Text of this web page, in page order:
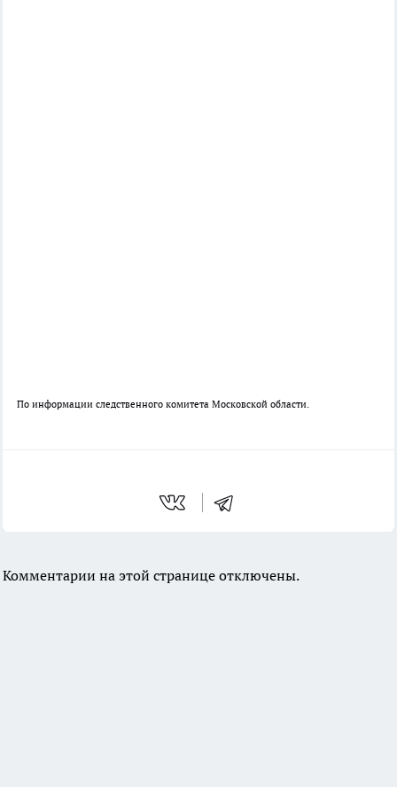
По информации следственного комитета Московской области.
Комментарии на этой странице отключены.